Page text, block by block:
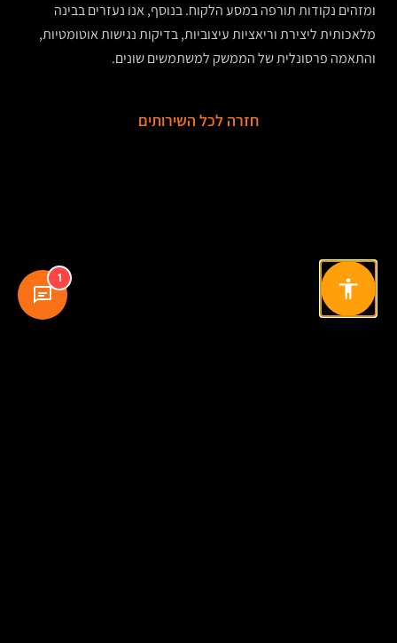
ומזהים נקודות תורפה במסע הלקוח. בנוסף, אנו נעזרים בבינה
מלאכותית ליצירת וריאציות עיצוביות, בדיקות נגישות אוטומטיות,
והתאמה פרסונלית של הממשק למשתמשים שונים.
חזרה לכל השירותים
1